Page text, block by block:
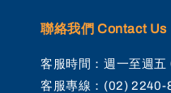
聯絡我們 Contact Us
客服時間：週一至週
客服專線：(02) 2240-